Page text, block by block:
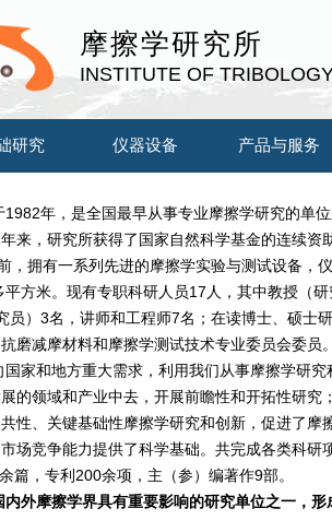
摩擦学研究所
INSTITUTE OF
研究 仪器设备 产品与服务
年，是全国最早从事专业摩擦学研究的单
来，研究所获得了国家自然科学基金的连续资
，拥有一系列先进的摩擦学实验与测试设备，
方米。现有专职科研人员17人，其中教授（研
）3名，讲师和工程师7名；在读博士、硕士研
磨减摩材料和摩擦学测试技术专业委员会委员。
家和地方重大需求，利用我们从事摩擦学研究
的领域和产业中去，开展前瞻性和开拓性研究
性、关键基础性摩擦学研究和创新，促进了摩
场竞争能力提供了科学基础。共完成各类科研
篇，专利200余项，主（参）编著作9部。
外摩擦学界具有重要影响的研究单位之一，